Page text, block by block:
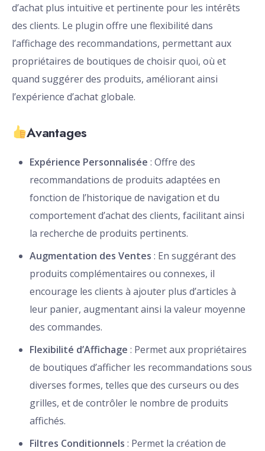
d’achat plus intuitive et pertinente pour les intérêts
des clients. Le plugin offre une flexibilité dans
l’affichage des recommandations, permettant aux
propriétaires de boutiques de choisir quoi, où et
quand suggérer des produits, améliorant ainsi
l’expérience d’achat globale.
Avantages
Expérience Personnalisée : Offre des
recommandations de produits adaptées en
fonction de l’historique de navigation et du
comportement d’achat des clients, facilitant ainsi
la recherche de produits pertinents.
Augmentation des Ventes : En suggérant des
produits complémentaires ou connexes, il
encourage les clients à ajouter plus d’articles à
leur panier, augmentant ainsi la valeur moyenne
des commandes.
Flexibilité d’Affichage : Permet aux propriétaires
de boutiques d’afficher les recommandations sous
diverses formes, telles que des curseurs ou des
grilles, et de contrôler le nombre de produits
affichés.
Filtres Conditionnels : Permet la création de